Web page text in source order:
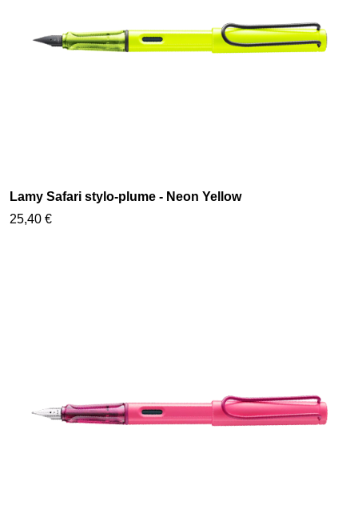
Lamy Safari stylo-plume - Neon Yellow
25,40 €